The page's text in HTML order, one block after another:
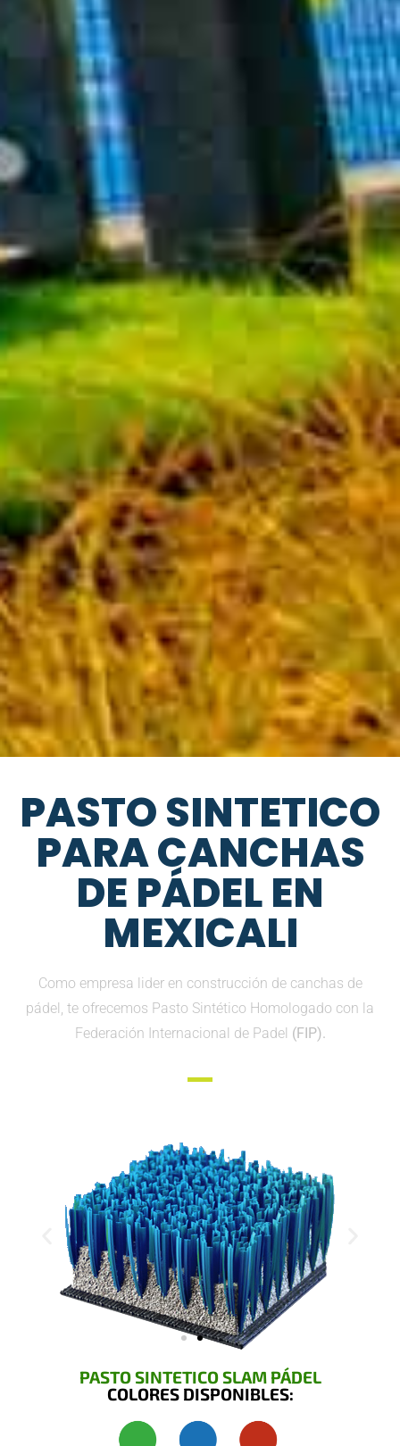
PASTO SINTETICO
PARA CANCHAS
DE PÁDEL EN
MEXICALI
Como empresa lider en construcción de canchas de
pádel, te ofrecemos Pasto Sintético Homologado con la
Federación Internacional de Padel (FIP).
PASTO SINTETICO SLAM PÁDEL
COLORES DISPONIBLES: